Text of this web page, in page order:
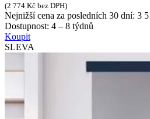
(2 774 Kč bez DPH)
Nejnižší cena za posledních 30 dní: 3
Dostupnost: 4 – 8 týdnů
Koupit
SLEVA